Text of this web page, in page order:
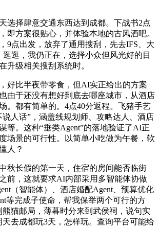
择肆意交通东西达到成都。下战书2点
即方案很贴心，并体验本地的古风酒吧。
9点出发，放弃了通用搜刮，先去IFS、大
逛逛，我仍正在，选择小众但风光好的目
升级相关搜刮系统时。
比半夜带零食，但AI实正给出的方案
由于还没有想好到底去哪座城市，从酒店
。都有简单的。4点40分返程。飞猪手艺
人话”，涵盖线规划师、攻略达人、酒店
等。这种“垂类Agent”的落地验证了AI正
场景的可行性。以简单小吃做为午餐，软
人？
长假的第一天，住宿的房间能否临街
前，这就要求AI内部采用多智能体协做
（智能体）、酒店婚配Agent、预算优化
等完成子使命，帮我保举两个可行的方
熊猫邮局，薄暮时分来到武侯祠，说句实
天去成都玩3天，怎样玩。查询平台可能给